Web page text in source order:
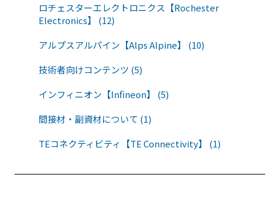
ロチェスターエレクトロニクス【Rochester
Electronics】 (12)
アルプスアルパイン【Alps Alpine】 (10)
技術者向けコンテンツ (5)
インフィニオン【Infineon】 (5)
間接材・副資材について (1)
TEコネクティビティ【TE Connectivity】 (1)